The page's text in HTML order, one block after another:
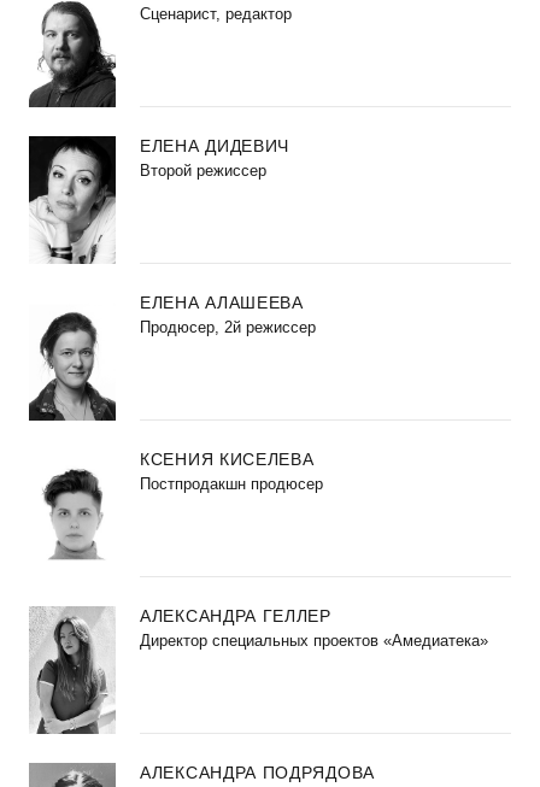
Сценарист, редактор
ЕЛЕНА ДИДЕВИЧ
Второй режиссер
ЕЛЕНА АЛАШЕЕВА
Продюсер, 2й режиссер
КСЕНИЯ КИСЕЛЕВА
Постпродакшн продюсер
АЛЕКСАНДРА ГЕЛЛЕР
Директор специальных проектов «Амедиатека»
АЛЕКСАНДРА ПОДРЯДОВА